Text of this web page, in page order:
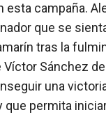
esta campaña.
que se
tras la
Sánchez
una
que permita